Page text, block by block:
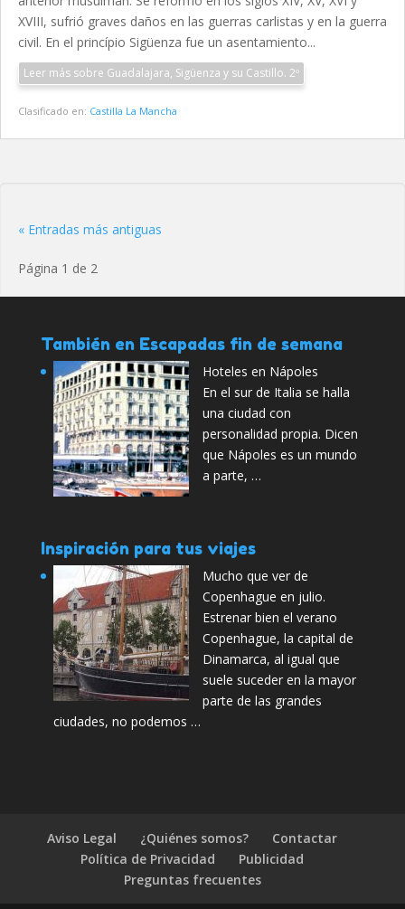
XVIII, sufrió graves daños en las guerras carlistas y en la guerra
civil. En el princípio Sigüenza fue un asentamiento...
Leer más sobre Guadalajara, Sigüenza y su Castillo. 2º
Clasificado en: Castilla La Mancha
« Entradas más antiguas
Página 1 de 2
También en Escapadas fin de semana
Hoteles en Nápoles
En el sur de Italia se halla
una ciudad con
personalidad propia. Dicen
que Nápoles es un mundo
a parte, …
Inspiración para tus viajes
Mucho que ver de
Copenhague en julio.
Estrenar bien el verano
Copenhague, la capital de
Dinamarca, al igual que
suele suceder en la mayor
parte de las grandes
ciudades, no podemos …
Aviso Legal ¿Quiénes somos?
Contactar
Política de Privacidad
Publicidad
Preguntas frecuentes